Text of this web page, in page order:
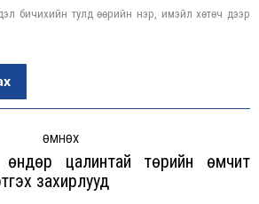
бичихийн тулд өөрийн нэр, имэйл хөтөч дээр
ӨМНӨХ
Previous
post:
өндөр цалинтай төрийн өмчит
захирлууд